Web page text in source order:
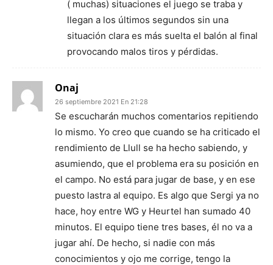
( muchas) situaciones el juego se traba y
llegan a los últimos segundos sin una
situación clara es más suelta el balón al final
provocando malos tiros y pérdidas.
Onaj
26 septiembre 2021 En 21:28
Se escucharán muchos comentarios repitiendo
lo mismo. Yo creo que cuando se ha criticado el
rendimiento de Llull se ha hecho sabiendo, y
asumiendo, que el problema era su posición en
el campo. No está para jugar de base, y en ese
puesto lastra al equipo. Es algo que Sergi ya no
hace, hoy entre WG y Heurtel han sumado 40
minutos. El equipo tiene tres bases, él no va a
jugar ahí. De hecho, si nadie con más
conocimientos y ojo me corrige, tengo la